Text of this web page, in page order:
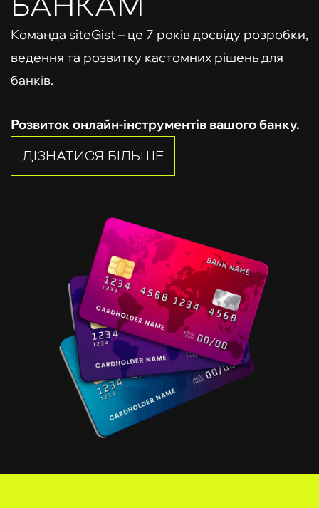
Команда siteGist – це 7 років досвіду розробки,
ведення та розвитку кастомних рішень для
банків.
Розвиток онлайн-інструментів вашого банку.
ДІЗНАТИСЯ БІЛЬШЕ